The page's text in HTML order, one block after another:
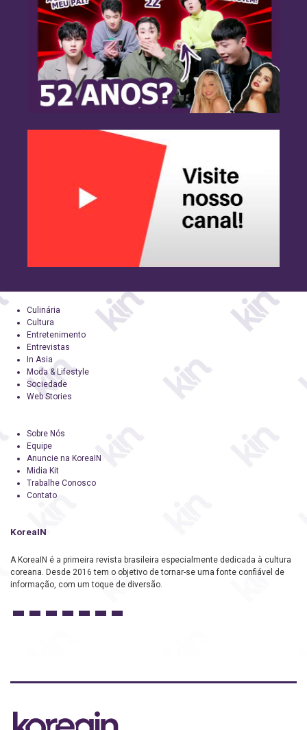
Culinária
Cultura
Entretenimento
Entrevistas
In Asia
Moda & Lifestyle
Sociedade
Web Stories
Sobre Nós
Equipe
Anuncie na KoreaIN
Midia Kit
Trabalhe Conosco
Contato
KoreaIN
A KoreaIN é a primeira revista brasileira especialmente dedicada à cultura
coreana. Desde 2016 tem o objetivo de tornar-se uma fonte confiável de
informação, com um toque de diversão.